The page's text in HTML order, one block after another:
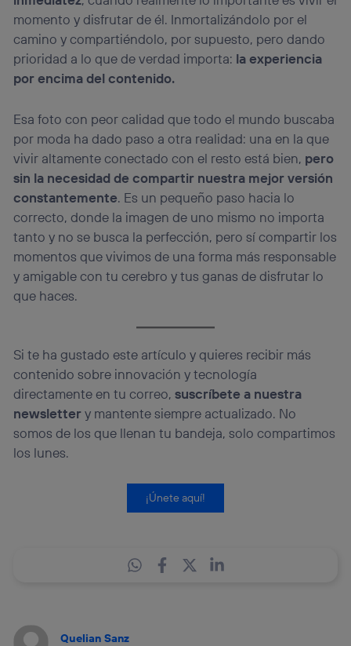
momento y disfrutar de él. Inmortalizándolo por el
camino y compartiéndolo, por supuesto, pero dando
prioridad a lo que de verdad importa: la experiencia
por encima del contenido.
Esa foto con peor calidad que todo el mundo buscaba
por moda ha dado paso a otra realidad: una en la que
vivir altamente conectado con el resto está bien, pero
sin la necesidad de compartir nuestra mejor versión
constantemente. Es un pequeño paso hacia lo
correcto, donde la imagen de uno mismo no importa
tanto y no se busca la perfección, pero sí compartir los
momentos que vivimos de una forma más responsable
y amigable con tu cerebro y tus ganas de disfrutar lo
que haces.
Si te ha gustado este artículo y quieres recibir más
contenido sobre innovación y tecnología
directamente en tu correo,suscríbete a nuestra
newslettery mantente siempre actualizado. No
somos de los que llenan tu bandeja, solo compartimos
los lunes.
¡Únete aquí!
Quelian Sanz